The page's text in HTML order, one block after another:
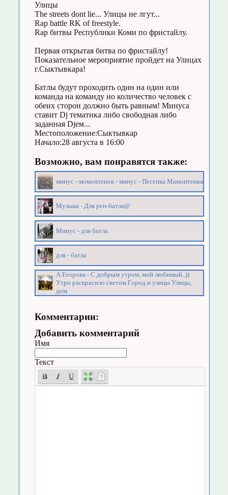
Улицы
The streets dont lie... Улицы не лгут...
Rap battle RK of freestyle.
Rap битвы Республики Коми по фристайлу.
Первая открытая битва по фристайлу!
Показательное мероприятие пройдет на Улицах
г.Сыктывкара!
Батлы будут проходить один на один или
команда на команду но количество человек с
обеих сторон должно быть равным! Минуса
ставит Dj тематика либо свободная либо
заданная Djем...
Местоположение:Сыктывкар
Начало:28 августа в 16:00
Возможно, вам понравятся также:
минус - момонтенок - минус - Песенка Мамонтенка
Музыка - Для реп-батла@
Минус - для батла
для - батла
А.Егорова - С добрым утром, мой любимый..))
Утро раскрасило светом Город и улицы Улицы,
дом
Комментарии:
Добавить комментарий
Имя
Текст